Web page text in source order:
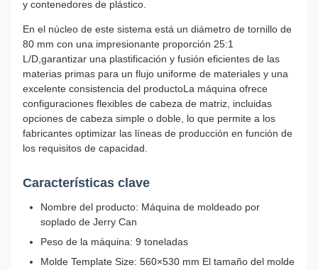
y contenedores de plástico.
En el núcleo de este sistema está un diámetro de tornillo de
80 mm con una impresionante proporción 25:1
L/D,garantizar una plastificación y fusión eficientes de las
materias primas para un flujo uniforme de materiales y una
excelente consistencia del productoLa máquina ofrece
configuraciones flexibles de cabeza de matriz, incluidas
opciones de cabeza simple o doble, lo que permite a los
fabricantes optimizar las líneas de producción en función de
los requisitos de capacidad.
Características clave
Nombre del producto: Máquina de moldeado por
soplado de Jerry Can
Peso de la máquina: 9 toneladas
Molde Template Size: 560×530 mm El tamaño del molde